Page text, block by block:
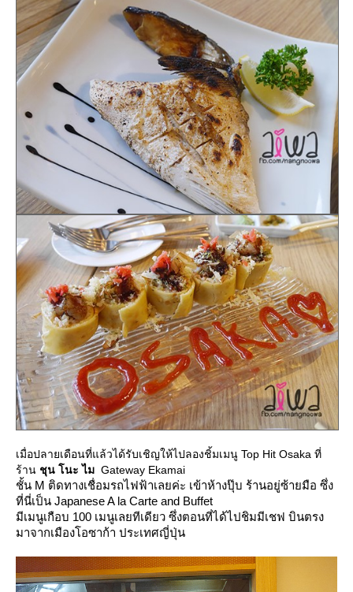
เมื่อปลายเดือนที่แล้วได้รับเชิญให้ไปลองชิ้มเมนู Top Hit Osaka ที่
ร้าน ชุน โนะ ไม Gateway Ekamai
ชั้น M ติดทางเชื่อมรถไฟฟ้าเลยค่ะ เข้าห้างปุ๊บ ร้านอยู่ซ้ายมือ ซึ่ง
ที่นี่เป็น Japanese A la Carte and Buffet
มีเมนูเกือบ 100 เมนูเลยทีเดียว ซึ่งตอนที่ได้ไปชิมมีเชฟ บินตรง
มาจากเมืองโอซาก้า ประเทศญี่ปุ่น